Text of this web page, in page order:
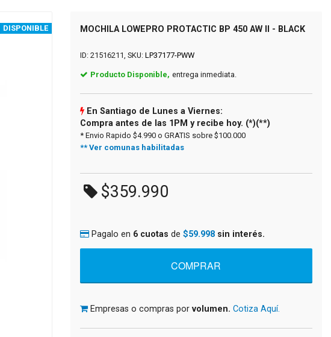
DISPONIBLE MOCHILA LOWEPRO PROTACTIC BP 450 AW II - BLACK
ID: 21516211, SKU: LP37177-PWW
Producto Disponible, entrega inmediata.
En Santiago de Lunes a Viernes:
Compra antes de las 1PM y recibe hoy. (*)(**)
* Envio Rapido $4.990 o GRATIS sobre $100.000
** Ver comunas habilitadas
$359.990
Pagalo en 6 cuotas de $59.998 sin interés.
Empresas o compras por volumen. Cotiza Aquí.